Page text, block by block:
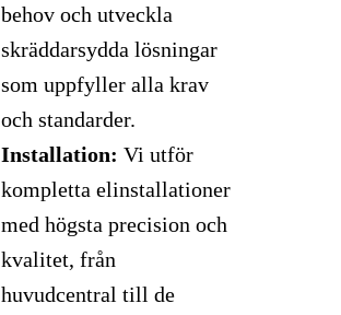
behov och utveckla
skräddarsydda lösningar
som uppfyller alla krav
och standarder.
Installation: Vi utför
kompletta elinstallationer
med högsta precision och
kvalitet, från
huvudcentral till de